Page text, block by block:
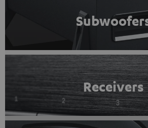
Receivers